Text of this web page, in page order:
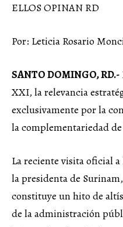
ELLOS OPINAN RD
Por: Leticia Rosario
SANTO DOMINGO, RD.-
XXI, la relevancia
exclusivamente por la
la complementariedad
La reciente visita oficial
la presidenta de
constituye un hito de
de la administración